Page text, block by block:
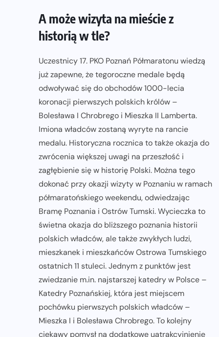
A może wizyta na mieście z
historią w tle?
Uczestnicy 17. PKO Poznań Półmaratonu wiedzą
już zapewne, że tegoroczne medale będą
odwoływać się do obchodów 1000-lecia
koronacji pierwszych polskich królów –
Bolesława I Chrobrego i Mieszka II Lamberta.
Imiona władców zostaną wyryte na rancie
medalu. Historyczna rocznica to także okazja do
zwrócenia większej uwagi na przeszłość i
zagłębienie się w historię Polski. Można tego
dokonać przy okazji wizyty w Poznaniu w ramach
półmaratońskiego weekendu, odwiedzając
Bramę Poznania i Ostrów Tumski. Wycieczka to
świetna okazja do bliższego poznania historii
polskich władców, ale także zwykłych ludzi,
mieszkanek i mieszkańców Ostrowa Tumskiego
ostatnich 11 stuleci. Jednym z punktów jest
zwiedzanie m.in. najstarszej katedry w Polsce –
Katedry Poznańskiej, która jest miejscem
pochówku pierwszych polskich władców –
Mieszka I i Bolesława Chrobrego. To kolejny
ciekawy pomysł na dodatkowe uatrakcyjnienie